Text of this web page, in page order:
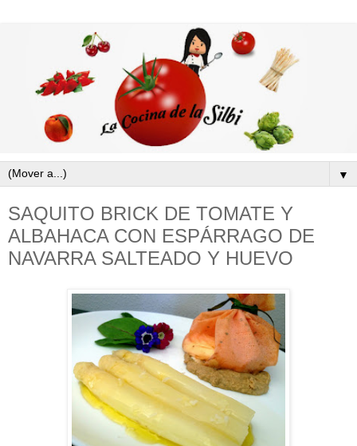
▼
SAQUITO BRICK DE TOMATE Y
ALBAHACA CON ESPÁRRAGO DE
NAVARRA SALTEADO Y HUEVO